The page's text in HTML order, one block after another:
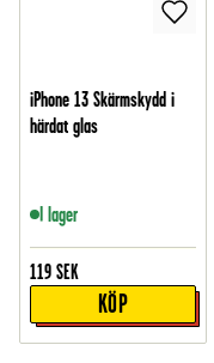
iPhone 13 Skärmskydd i
härdat glas
I lager
119 SEK
KÖP